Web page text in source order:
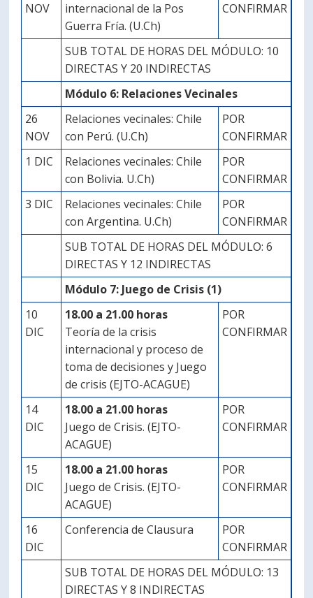
NOV
internacional de la Pos
Guerra Fría. (U.Ch)
CONFIRMAR
SUB TOTAL DE HORAS DEL MÓDULO: 10
DIRECTAS Y 20 INDIRECTAS
Módulo 6: Relaciones Vecinales
26
NOV
Relaciones vecinales: Chile
con Perú. (U.Ch)
POR
CONFIRMAR
1 DIC
Relaciones vecinales: Chile
con Bolivia. U.Ch)
POR
CONFIRMAR
3 DIC
Relaciones vecinales: Chile
con Argentina. U.Ch)
POR
CONFIRMAR
SUB TOTAL DE HORAS DEL MÓDULO: 6
DIRECTAS Y 12 INDIRECTAS
Módulo 7: Juego de Crisis (1)
10
DIC
18.00 a 21.00 horas
Teoría de la crisis
internacional y proceso de
toma de decisiones y Juego
de crisis (EJTO-ACAGUE)
POR
CONFIRMAR
14
DIC
18.00 a 21.00 horas
Juego de Crisis. (EJTO-
ACAGUE)
POR
CONFIRMAR
15
DIC
18.00 a 21.00 horas
Juego de Crisis. (EJTO-
ACAGUE)
POR
CONFIRMAR
16
DIC
Conferencia de Clausura
POR
CONFIRMAR
SUB TOTAL DE HORAS DEL MÓDULO: 13
DIRECTAS Y 8 INDIRECTAS